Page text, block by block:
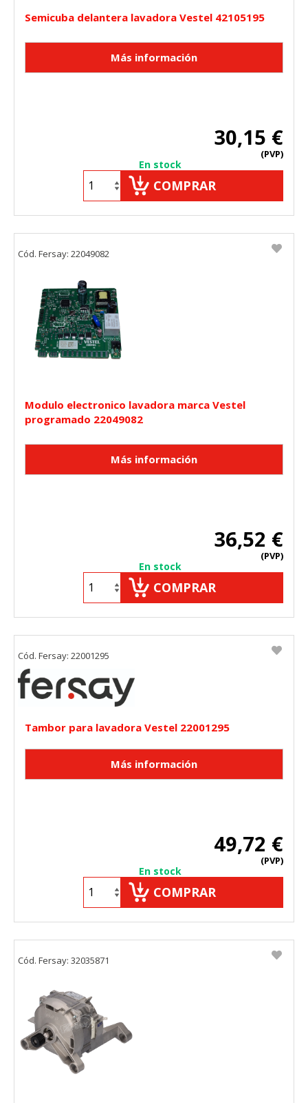
Semicuba delantera lavadora Vestel 42105195
30,15 €
(PVP)
En stock
COMPRAR
Modulo electronico lavadora marca Vestel
programado 22049082
36,52 €
(PVP)
En stock
COMPRAR
Cód. Fersay: 22049082
Tambor para lavadora Vestel 22001295
49,72 €
(PVP)
En stock
COMPRAR
Cód. Fersay: 22001295
Cód. Fersay: 32035871